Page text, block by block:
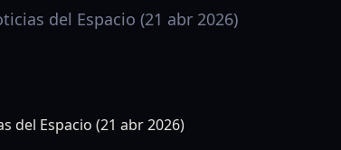
del Espacio (21 abr 2026)